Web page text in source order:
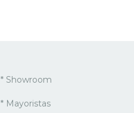
* Showroom
* Mayoristas